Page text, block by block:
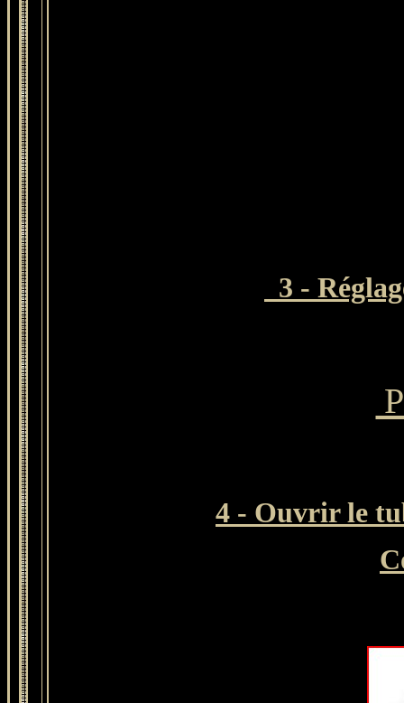
3 -
4 - Ouvrir le